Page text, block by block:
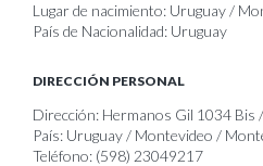
Lugar de nacimiento: Uruguay /
País de Nacionalidad: Uruguay
DIRECCIÓN PERSONAL
Dirección: Hermanos Gil 1034 Bis
País: Uruguay / Montevideo /
Teléfono: (598) 23049217